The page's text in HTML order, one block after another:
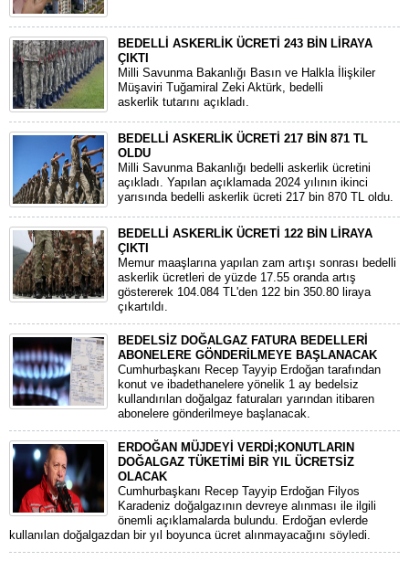
BEDELLİ ASKERLİK ÜCRETİ 243 BİN LİRAYA
ÇIKTI
Milli Savunma Bakanlığı Basın ve Halkla İlişkiler
Müşaviri Tuğamiral Zeki Aktürk, bedelli
askerlik tutarını açıkladı.
BEDELLİ ASKERLİK ÜCRETİ 217 BİN 871 TL
OLDU
Milli Savunma Bakanlığı bedelli askerlik ücretini
açıkladı. Yapılan açıklamada 2024 yılının ikinci
yarısında bedelli askerlik ücreti 217 bin 870 TL oldu.
BEDELLİ ASKERLİK ÜCRETİ 122 BİN LİRAYA
ÇIKTI
Memur maaşlarına yapılan zam artışı sonrası bedelli
askerlik ücretleri de yüzde 17.55 oranda artış
göstererek 104.084 TL'den 122 bin 350.80 liraya
çıkartıldı.
BEDELSİZ DOĞALGAZ FATURA BEDELLERİ
ABONELERE GÖNDERİLMEYE BAŞLANACAK
Cumhurbaşkanı Recep Tayyip Erdoğan tarafından
konut ve ibadethanelere yönelik 1 ay bedelsiz
kullandırılan doğalgaz faturaları yarından itibaren
abonelere gönderilmeye başlanacak.
ERDOĞAN MÜJDEYİ VERDİ;KONUTLARIN
DOĞALGAZ TÜKETİMİ BİR YIL ÜCRETSİZ
OLACAK
Cumhurbaşkanı Recep Tayyip Erdoğan Filyos
Karadeniz doğalgazının devreye alınması ile ilgili
önemli açıklamalarda bulundu. Erdoğan evlerde
kullanılan doğalgazdan bir yıl boyunca ücret alınmayacağını söyledi.